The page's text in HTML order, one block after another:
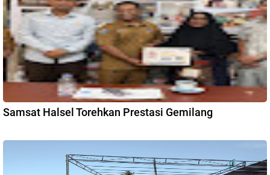
Samsat Halsel Torehkan Prestasi Gemilang